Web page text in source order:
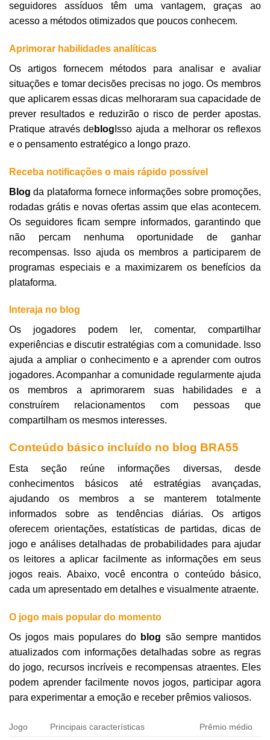
seguidores assíduos têm uma vantagem, graças ao
acesso a métodos otimizados que poucos conhecem.
Aprimorar habilidades analíticas
Os artigos fornecem métodos para analisar e avaliar
situações e tomar decisões precisas no jogo. Os membros
que aplicarem essas dicas melhoraram sua capacidade de
prever resultados e reduzirão o risco de perder apostas.
Pratique através deblog Isso ajuda a melhorar os reflexos
e o pensamento estratégico a longo prazo.
Receba notificações o mais rápido possível
Blogda plataforma fornece informações sobre promoções,
rodadas grátis e novas ofertas assim que elas acontecem.
Os seguidores ficam sempre informados, garantindo que
não percam nenhuma oportunidade de ganhar
recompensas. Isso ajuda os membros a participarem de
programas especiais e a maximizarem os benefícios da
plataforma.
Interaja no blog
Os jogadores podem ler, comentar, compartilhar
experiências e discutir estratégias com a comunidade. Isso
ajuda a ampliar o conhecimento e a aprender com outros
jogadores. Acompanhar a comunidade regularmente ajuda
os membros a aprimorarem suas habilidades e a
construírem relacionamentos com pessoas que
compartilham os mesmos interesses.
Conteúdo básico incluído no blog BRA55
Esta seção reúne informações diversas, desde
conhecimentos básicos até estratégias avançadas,
ajudando os membros a se manterem totalmente
informados sobre as tendências diárias. Os artigos
oferecem orientações, estatísticas de partidas, dicas de
jogo e análises detalhadas de probabilidades para ajudar
os leitores a aplicar facilmente as informações em seus
jogos reais. Abaixo, você encontra o conteúdo básico,
cada um apresentado em detalhes e visualmente atraente.
O jogo mais popular do momento
Os jogos mais populares do blog são sempre mantidos
atualizados com informações detalhadas sobre as regras
do jogo, recursos incríveis e recompensas atraentes. Eles
podem aprender facilmente novos jogos, participar agora
para experimentar a emoção e receber prêmios valiosos.
Jogo Principais características Prêmio médio